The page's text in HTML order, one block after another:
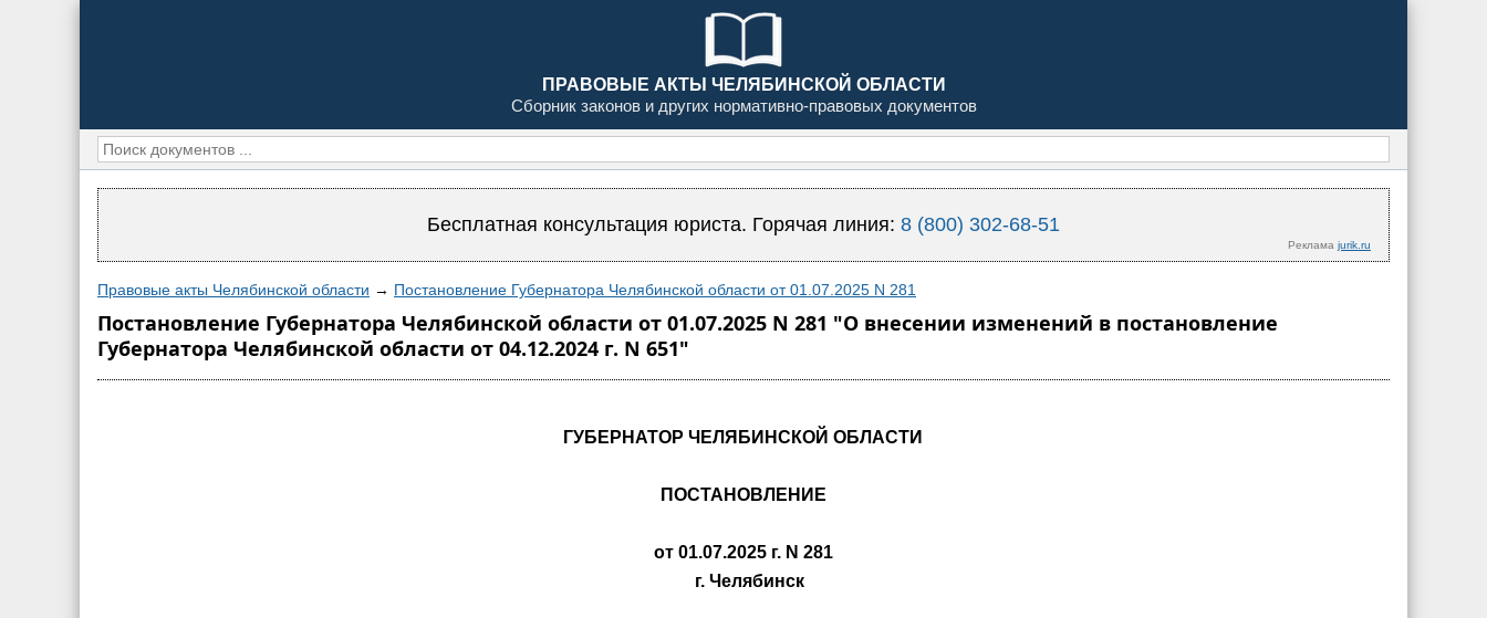
ПРАВОВЫЕ АКТЫ ЧЕЛЯБИНСКОЙ ОБЛАСТИ
Сборник законов и других нормативно-правовых документов
Бесплатная консультация юриста. Горячая линия: 8 (800) 302-68-51
Реклама jurik.ru
Правовые акты Челябинской области → Постановление Губернатора Челябинской области от 01.07.2025 N 281
Постановление Губернатора Челябинской области от 01.07.2025 N 281 "О внесении изменений в постановление
Губернатора Челябинской области от 04.12.2024 г. N 651"
ГУБЕРНАТОР ЧЕЛЯБИНСКОЙ ОБЛАСТИ
ПОСТАНОВЛЕНИЕ
от 01.07.2025 г. N 281
г. Челябинск